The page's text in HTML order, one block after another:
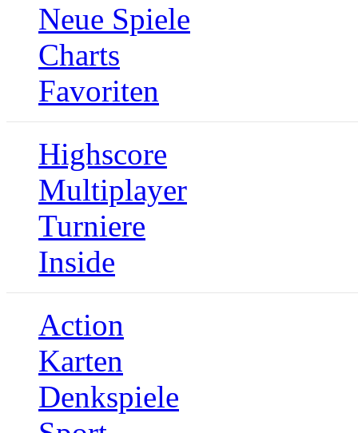
Neue Spiele
Charts
Favoriten
Highscore
Multiplayer
Turniere
Inside
Action
Karten
Denkspiele